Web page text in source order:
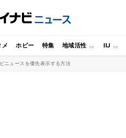
メ ホビー 特集 地域活性 IIJ
ニュースを優先表示する方法